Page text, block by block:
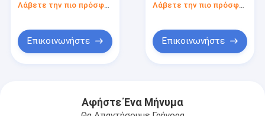
ρευστότητας αέρα Λάβετε την πιο πρόσφατη τιμή
Επικοινωνήστε
Λαμιναρική κάλυψη
62dB
Λάβετε την πιο πρόσφατη τιμή
Επικοινωνήστε
Αφήστε Ένα Μήνυμα